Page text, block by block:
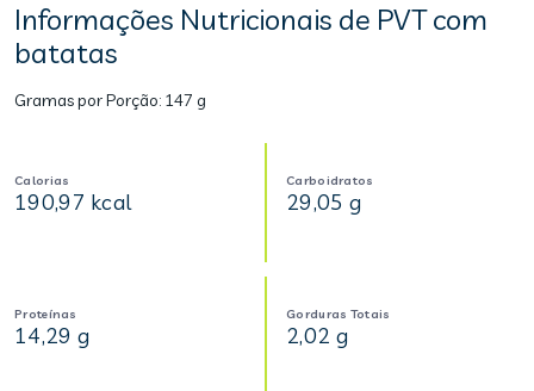
Informações Nutricionais de PVT com
batatas
Gramas por Porção: 147 g
Calorias
190,97 kcal
Carboidratos
29,05 g
Proteínas
14,29 g
Gorduras Totais
2,02 g